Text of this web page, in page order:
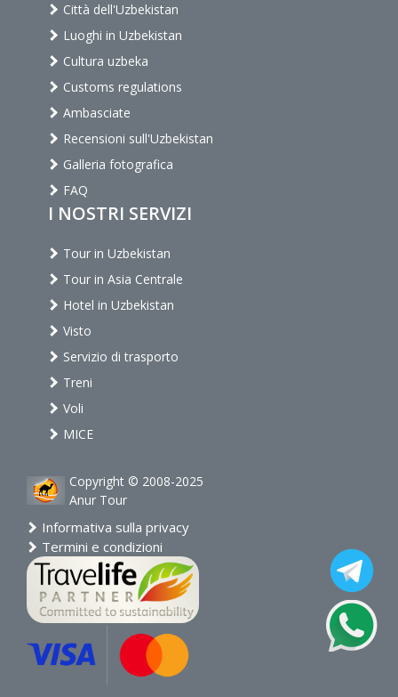
Città dell'Uzbekistan
Luoghi in Uzbekistan
Cultura uzbeka
Customs regulations
Ambasciate
Recensioni sull'Uzbekistan
Galleria fotografica
FAQ
I NOSTRI SERVIZI
Tour in Uzbekistan
Tour in Asia Centrale
Hotel in Uzbekistan
Visto
Servizio di trasporto
Treni
Voli
MICE
Copyright © 2008-2025
Anur Tour
Informativa sulla privacy
Termini e condizioni